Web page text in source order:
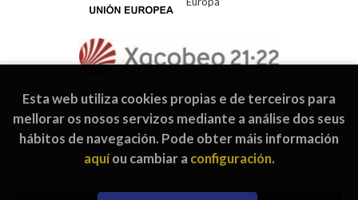
2026 ©Editorial Galaxia . Todos os dereitos reservados |
Grupo Trevenque
Esta web utiliza cookies propias e de terceiros para
mellorar os nosos servizos mediante a análise dos seus
hábitos de navegación. Pode obter máis información
aquíou cambiar a configuración.